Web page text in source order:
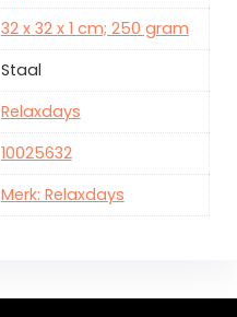
32 x 32 x 1 cm; 250 gram
Staal
Relaxdays
10025632
Merk: Relaxdays